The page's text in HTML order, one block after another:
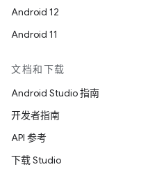
Android 12
Android 11
文档和下载
Android Studio 指南
开发者指南
API 参考
下载 Studio